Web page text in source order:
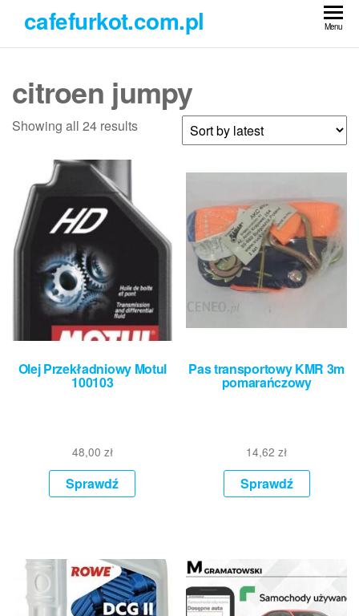
treści
cafefurkot.com.pl Menu
citroen jumpy
Showing all 24 results
Olej Przekładniowy Motul
100103
48,00 zł
Sprawdź
Pas transportowy KMR 3m
pomarańczowy
14,62zł
Sprawdź